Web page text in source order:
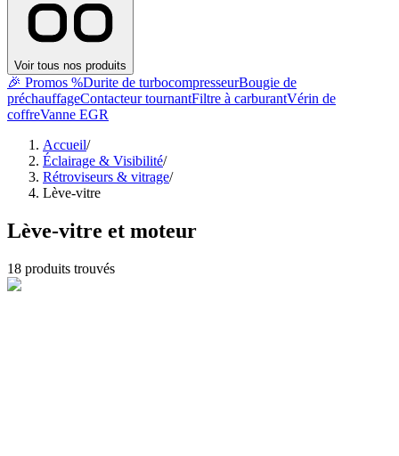
Voir tous nos produits
🎉 Promos %Durite de turbocompresseurBougie de
préchauffageContacteur tournantFiltre à carburantVérin de
coffreVanne EGR
Accueil/
Éclairage & Visibilité/
Rétroviseurs & vitrage/
Lève-vitre
Lève-vitre et moteur
18 produits trouvés